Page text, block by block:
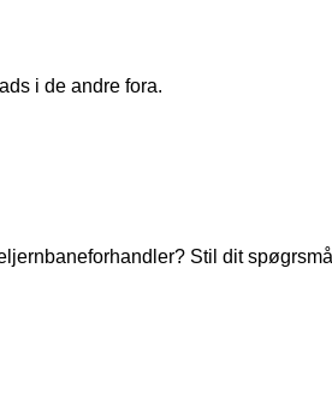
i de andre fora.
Stil dit